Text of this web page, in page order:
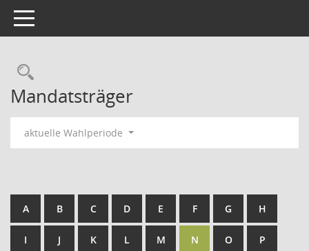
Toggle navigation
Rechercheauswahl
Mandatsträger
aktuelle Wahlperiode
A B C D E F G H
I J K L M N O P